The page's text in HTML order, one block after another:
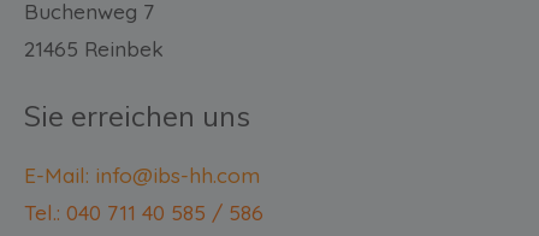
Buchenweg 7
21465 Reinbek
Sie erreichen uns
E-Mail: info@ibs-hh.com
Tel.: 040 711 40 585 / 586